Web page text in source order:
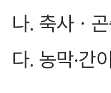
나. 축사ㆍ
다. 농막·간